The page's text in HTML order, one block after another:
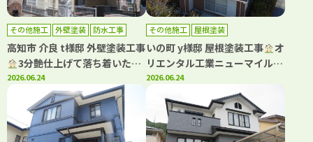
その他施工 外壁塗装 防水工事
高知市 介良 t様邸 外壁塗装工事
3分艶仕上げて落ち着いた印
象になりました(^^)
2026.06.24
その他施工 屋根塗装
いの町 y様邸 屋根塗装工事
オ
リエンタル工業ニューマイルド
優雅・タフグロスコート仕上げ
て塗装しました(^^)
2026.06.24